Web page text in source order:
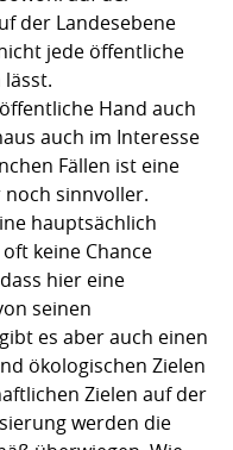
der Landesebene
jede öffentliche
Hand auch
auch im Interesse
Fällen ist eine
sinnvoller.
hauptsächlich
keine Chance
hier eine
seinen
es aber auch einen
ökologischen Zielen
Zielen auf der
werden die